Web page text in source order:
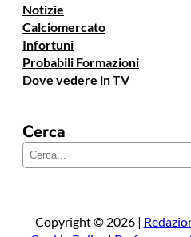
Notizie
Calciomercato
Infortuni
Probabili Formazioni
Dove vedere in TV
Cerca
e
a
Copyright © 2026 |